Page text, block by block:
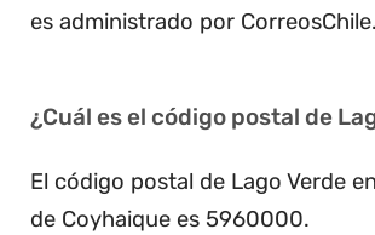
es administrado por CorreosChile.
¿Cuál es el código postal de
El código postal de Lago Verde
de Coyhaique es 5960000.